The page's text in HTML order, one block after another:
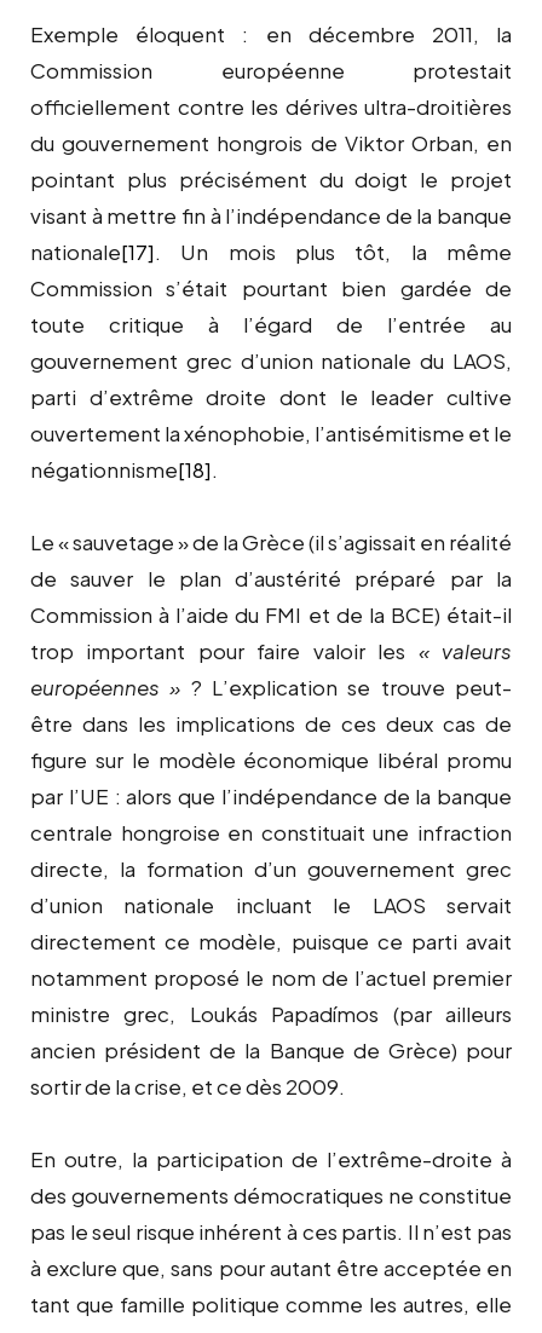
Exemple éloquent : en décembre 2011, la
Commission européenne protestait
officiellement contre les dérives ultra-droitières
du gouvernement hongrois de Viktor Orban, en
pointant plus précisément du doigt le projet
visant à mettre fin à l’indépendance de la banque
nationale[17]. Un mois plus tôt, la même
Commission s’était pourtant bien gardée de
toute critique à l’égard de l’entrée au
gouvernement grec d’union nationale du LAOS,
parti d’extrême droite dont le leader cultive
ouvertement la xénophobie, l’antisémitisme et le
négationnisme[18].
Le « sauvetage » de la Grèce (il s’agissait en réalité
de sauver le plan d’austérité préparé par la
Commission à l’aide du FMI et de la BCE) était-il
trop important pour faire valoir les « valeurs
européennes » ? L’explication se trouve peut-
être dans les implications de ces deux cas de
figure sur le modèle économique libéral promu
par l’UE : alors que l’indépendance de la banque
centrale hongroise en constituait une infraction
directe, la formation d’un gouvernement grec
d’union nationale incluant le LAOS servait
directement ce modèle, puisque ce parti avait
notamment proposé le nom de l’actuel premier
ministre grec, Loukás Papadímos (par ailleurs
ancien président de la Banque de Grèce) pour
sortir de la crise, et ce dès 2009.
En outre, la participation de l’extrême-droite à
des gouvernements démocratiques ne constitue
pas le seul risque inhérent à ces partis. Il n’est pas
à exclure que, sans pour autant être acceptée en
tant que famille politique comme les autres, elle